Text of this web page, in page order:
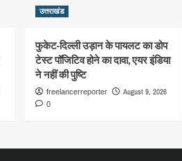
उत्तराखंड
फुकेट-दिल्ली उड़ान के पायलट का डोप
टेस्ट पॉजिटिव होने का दावा, एयर इंडिया
ने नहीं की पुष्टि
freelancerreporter August 9, 2026
0